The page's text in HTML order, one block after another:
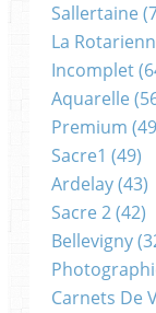
Sallertaine
La
Incomplet
Aquarelle
Premium
Sacre1 (49)
Ardelay(43)
Sacre 2(42)
Bellevigny
Carnets De